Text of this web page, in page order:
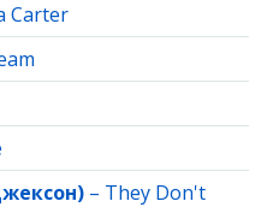
Carter
– They Don't